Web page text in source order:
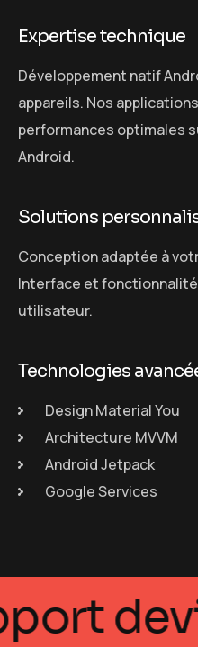
Expertise technique
Développement natif
appareils. Nos
performances optimales
Android.
Solutions
Conception adaptée à
Interface et
utilisateur.
Technologies
Design Material You
Architecture MVVM
Android Jetpack
Google Services